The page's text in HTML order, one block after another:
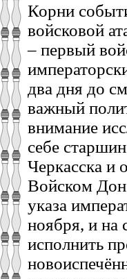
Корни
войсковой
– первый
два дня до
важный
внимание
себе
Черкасска и
Войском
указа
ноября, и на
исполнить